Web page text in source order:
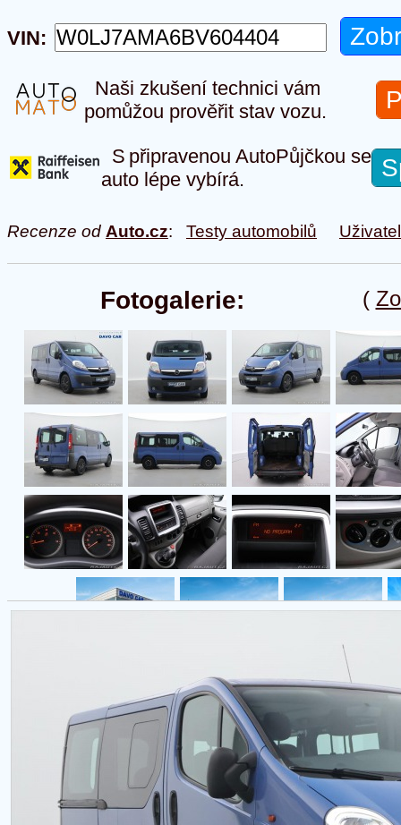
VIN:
Naši zkušení technici vám
pomůžou prověřit stav vozu.
S připravenou AutoPůjčkou se
auto lépe vybírá.
Recenze od Auto.cz: Testy automobilů
(
Fotogalerie: